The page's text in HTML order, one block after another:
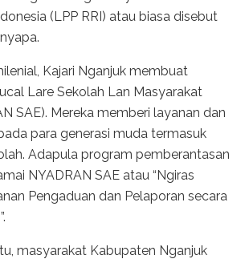
(LPP RRI) atau biasa disebut
Kajari Nganjuk membuat
Lare Sekolah Lan Masyarakat
SAE). Mereka memberi layanan dan
para generasi muda termasuk
Adapula program pemberantasan
NYADRAN SAE atau “Ngiras
Pengaduan dan Pelaporan secara
masyarakat Kabupaten Nganjuk